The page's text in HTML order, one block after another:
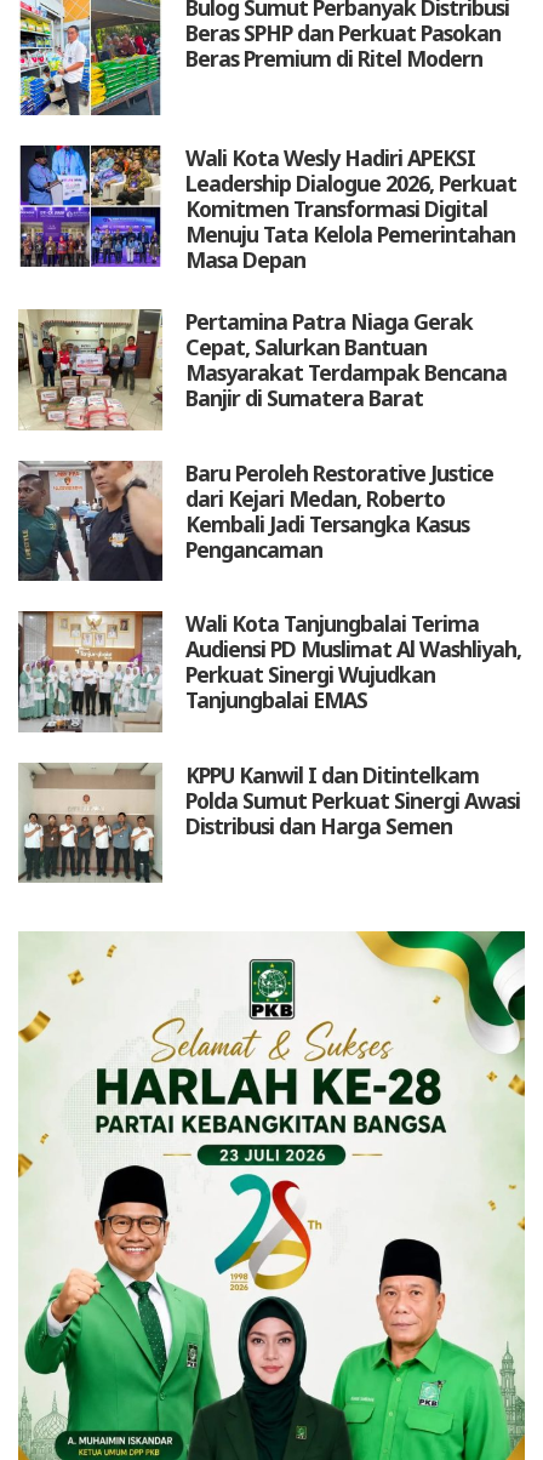
Bulog Sumut Perbanyak Distribusi
Beras SPHP dan Perkuat Pasokan
Beras Premium di Ritel Modern
Wali Kota Wesly Hadiri APEKSI
Leadership Dialogue 2026, Perkuat
Komitmen Transformasi Digital
Menuju Tata Kelola Pemerintahan
Masa Depan
Pertamina Patra Niaga Gerak
Cepat, Salurkan Bantuan
Masyarakat Terdampak Bencana
Banjir di Sumatera Barat
Baru Peroleh Restorative Justice
dari Kejari Medan, Roberto
Kembali Jadi Tersangka Kasus
Pengancaman
Wali Kota Tanjungbalai Terima
Audiensi PD Muslimat Al Washliyah,
Perkuat Sinergi Wujudkan
Tanjungbalai EMAS
KPPU Kanwil I dan Ditintelkam
Polda Sumut Perkuat Sinergi Awasi
Distribusi dan Harga Semen